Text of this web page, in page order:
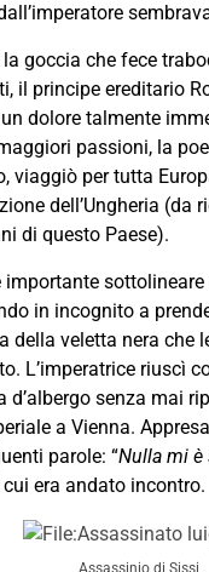
goccia che fece
principe ereditario
dolore talmente
passioni, la
viaggiò per tutta
dell’Ungheria (da
di questo Paese).
in incognito a
della veletta nera
L’imperatrice riuscì
senza mai
a Vienna.
parole: “Nulla mi è
era andato incontro.
Assassinio di Sissi